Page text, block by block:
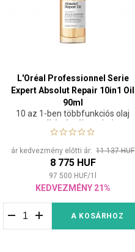
L'Oréal Professionnel Serie
Expert Absolut Repair 10in1 Oil
90ml
10 az 1-ben többfunkciós olaj
normál és érzékeny hajra
ár kedvezmény előtti ár:11 137 HUF
8 775 HUF
97 500 HUF/1
KEDVEZMÉNY 21%
A KOSÁRHOZ